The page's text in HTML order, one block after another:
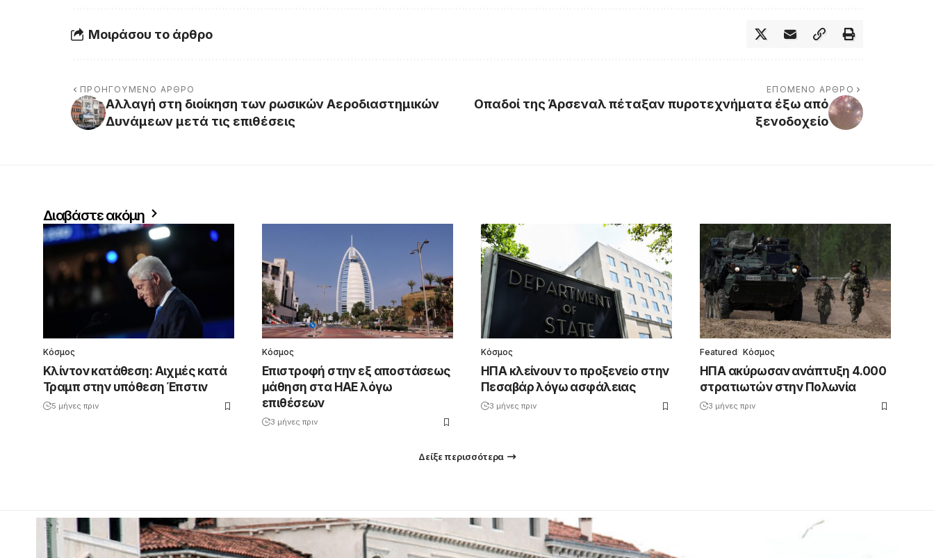
Μοιράσου το άρθρο
ΠΡΟΗΓΟΎΜΕΝΟ ΆΡΘΡΟ
Αλλαγή στη διοίκηση των ρωσικών Αεροδιαστημικών
Δυνάμεων μετά τις επιθέσεις
ΕΠΌΜΕΝΟ ΆΡΘΡΟ
Οπαδοί της Άρσεναλ πέταξαν πυροτεχνήματα έξω από
ξενοδοχείο
Διαβάστε ακόμη
Κόσμος
Κλίντον κατάθεση: Αιχμές κατά
Τραμπ στην υπόθεση Έπστιν
5 μήνες πριν
Κόσμος
Επιστροφή στην εξ αποστάσεως
μάθηση στα ΗΑΕ λόγω
επιθέσεων
3 μήνες πριν
Κόσμος
ΗΠΑ κλείνουν το προξενείο στην
Πεσαβάρ λόγω ασφάλειας
3 μήνες πριν
Featured Κόσμος
ΗΠΑ ακύρωσαν ανάπτυξη 4.000
στρατιωτών στην Πολωνία
3 μήνες πριν
Δείξε περισσότερα